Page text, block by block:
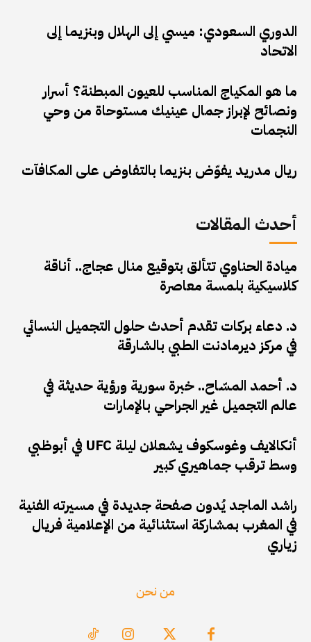
الدوري السعودي: ميسي إلى الهلال وبنزيما إلى
الاتحاد
ما هو المكياج المناسب للعيون المبطنة؟ أسرار
ونصائح لإبراز جمال عينيك مستوحاة من وحي
النجمات
ريال مدريد يفوّض بنزيما بالتفاوض على المكافآت
أحدث المقالات
ميادة الحناوي تتألق بتوقيع منال عجاج.. أناقة
كلاسيكية بلمسة معاصرة
د. دعاء بركات تقدم أحدث حلول التجميل النسائي
في مركز ديرمادنت الطبي بالشارقة
د. أحمد المسّاح.. خبرة سورية ورؤية حديثة في
عالم التجميل غير الجراحي بالإمارات
أنكالايف وغوسكوف يشعلان ليلة UFC في أبوظبي
وسط ترقب جماهيري كبير
راشد الماجد يُدون صفحة جديدة في مسيرته الفنية
في المغرب بمشاركة استثنائية من الإعلامية فريال
زياري
من نحن